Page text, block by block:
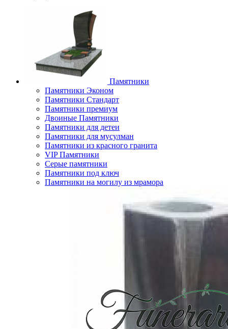
Памятники
Памятники Эконом
Памятники Стандарт
Памятники премиум
Двоиные Памятники
Памятники для детеи
Памятники для мусулман
Памятники из красного гранита
VIP Памятники
Серые памятники
Памятники под ключ
Памятники на могилу из мрамора